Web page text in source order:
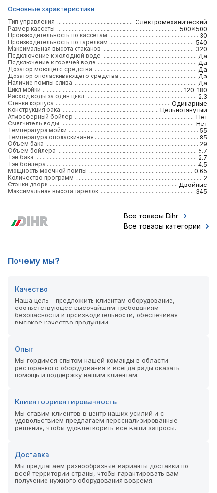
Основные характеристики
Тип управления Электромеханический
Размер кассеты 500x500
Производительность по кассетам 30
Производительность по тарелкам 540
Максимальная высота стаканов 320
Подключение к холодной воде Да
Подключение к горячей воде Да
Дозатор моющего средства Да
Дозатор ополаскивающего средства Да
Наличие помпы слива Да
Цикл мойки 120-180
Расход воды за один цикл 2.3
Стенки корпуса Одинарные
Конструкция бака Цельнотянутый
Атмосферный бойлер Нет
Смягчитель воды Нет
Температура мойки 55
Температура ополаскивания 85
Объем бака 29
Объем бойлера 5.7
Тэн бака 2.7
Тэн бойлера 4.5
Мощность моечной помпы 0.65
Количество программ 2
Стенки двери Двойные
Максимальная высота тарелок 345
Все товары Dihr
Все товары категории
Почему мы?
Качество
Наша цель - предложить клиентам оборудование,
соответствующее высочайшим требованиям
безопасности и производительности, обеспечивая
высокое качество продукции.
Опыт
Мы гордимся опытом нашей команды в области
ресторанного оборудования и всегда рады оказать
помощь и поддержку нашим клиентам.
Клиентоориентированность
Мы ставим клиентов в центр наших усилий и с
удовольствием предлагаем персонализированные
решения, чтобы удовлетворить все ваши запросы.
Доставка
Мы предлагаем разнообразные варианты доставки по
всей территории страны, чтобы гарантировать вам
получение нужного оборудования вовремя.